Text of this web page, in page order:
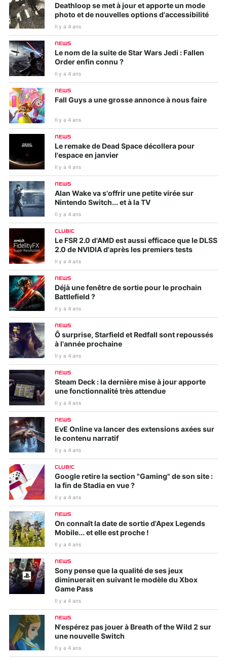
Deathloop se met à jour et apporte un mode
photo et de nouvelles options d'accessibilité
Il y a 4 ans
NEWS
Le nom de la suite de Star Wars Jedi : Fallen
Order enfin connu ?
Il y a 4 ans
NEWS
Fall Guys a une grosse annonce à nous faire
Il y a 4 ans
NEWS
Le remake de Dead Space décollera pour
l'espace en janvier
Il y a 4 ans
NEWS
Alan Wake va s'offrir une petite virée sur
Nintendo Switch... et à la TV
Il y a 4 ans
CLUBIC
Le FSR 2.0 d'AMD est aussi efficace que le DLSS
2.0 de NVIDIA d'après les premiers tests
Il y a 4 ans
NEWS
Déjà une fenêtre de sortie pour le prochain
Battlefield ?
Il y a 4 ans
NEWS
Ô surprise, Starfield et Redfall sont repoussés
à l'année prochaine
Il y a 4 ans
NEWS
Steam Deck : la dernière mise à jour apporte
une fonctionnalité très attendue
Il y a 4 ans
NEWS
EvE Online va lancer des extensions axées sur
le contenu narratif
Il y a 4 ans
CLUBIC
Google retire la section "Gaming" de son site :
la fin de Stadia en vue ?
Il y a 4 ans
NEWS
On connaît la date de sortie d'Apex Legends
Mobile... et elle est proche !
Il y a 4 ans
NEWS
Sony pense que la qualité de ses jeux
diminuerait en suivant le modèle du Xbox
Game Pass
Il y a 4 ans
NEWS
N'espérez pas jouer à Breath of the Wild 2 sur
une nouvelle Switch
Il y a 4 ans